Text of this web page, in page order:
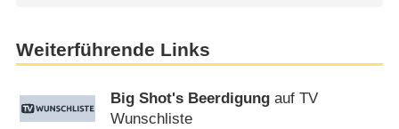
Weiterführende Links
Big Shot's Beerdigung auf TV
Wunschliste